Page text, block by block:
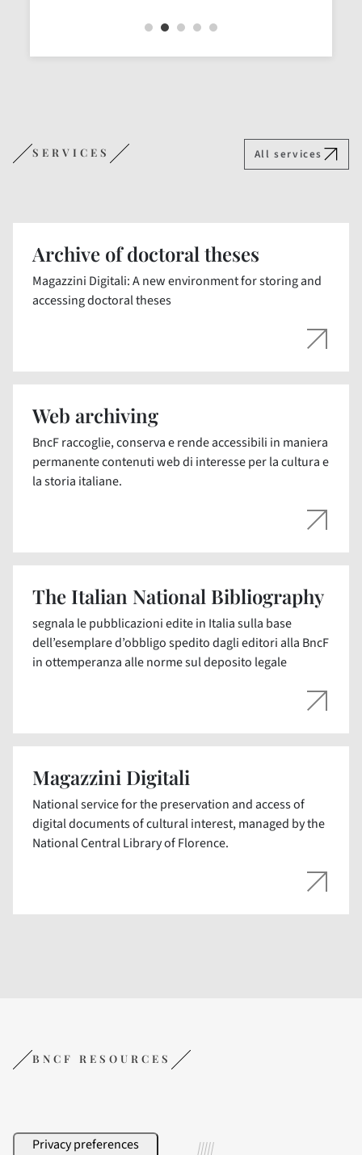
SERVICES All services
Archive of doctoral theses
Magazzini Digitali: A new environment for storing and
accessing doctoral theses
Web archiving
BncF raccoglie, conserva e rende accessibili in maniera
permanente contenuti web di interesse per la cultura e
la storia italiane.
The Italian National Bibliography
segnala le pubblicazioni edite in Italia sulla base
dell’esemplare d’obbligo spedito dagli editori alla BncF
in ottemperanza alle norme sul deposito legale
Magazzini Digitali
National service for the preservation and access of
digital documents of cultural interest, managed by the
National Central Library of Florence.
BNCF RESOURCES